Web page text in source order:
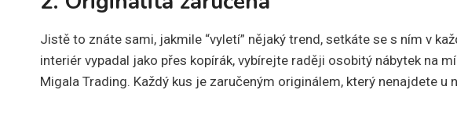
Jistě to znáte sami, jakmile “vyletí” nějaký trend, setkáte se s ním v
interiér vypadal jako přes kopírák, vybírejte raději osobitý nábytek na
Migala Trading. Každý kus je zaručeným originálem, který nenajdete u